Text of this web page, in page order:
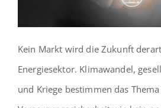
Kein Markt wird die Zukunft
Energiesektor. Klimawandel,
und Kriege bestimmen das Thema